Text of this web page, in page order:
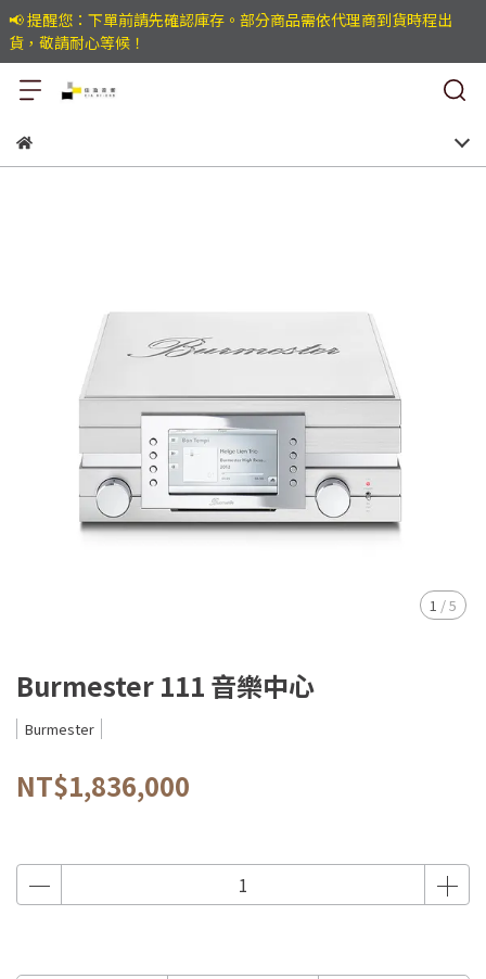
📢 提醒您：下單前請先確認庫存。部分商品需依代理商到貨時程出
貨，敬請耐心等候！
1 /5
Burmester 111 音樂中心
Burmester
NT$1,836,000